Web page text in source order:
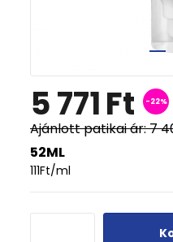
5 771Ft -22%
Ajánlott patikai ár:7
52ML
111Ft/ml